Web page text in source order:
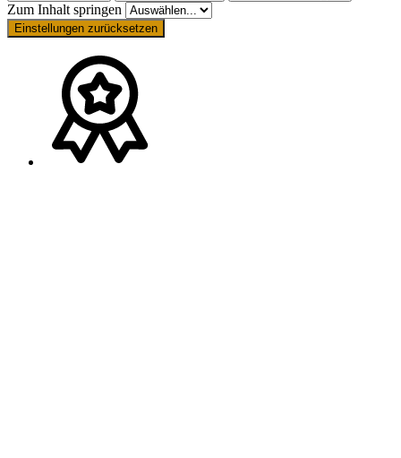
Zum Inhalt springen
Einstellungen zurücksetzen